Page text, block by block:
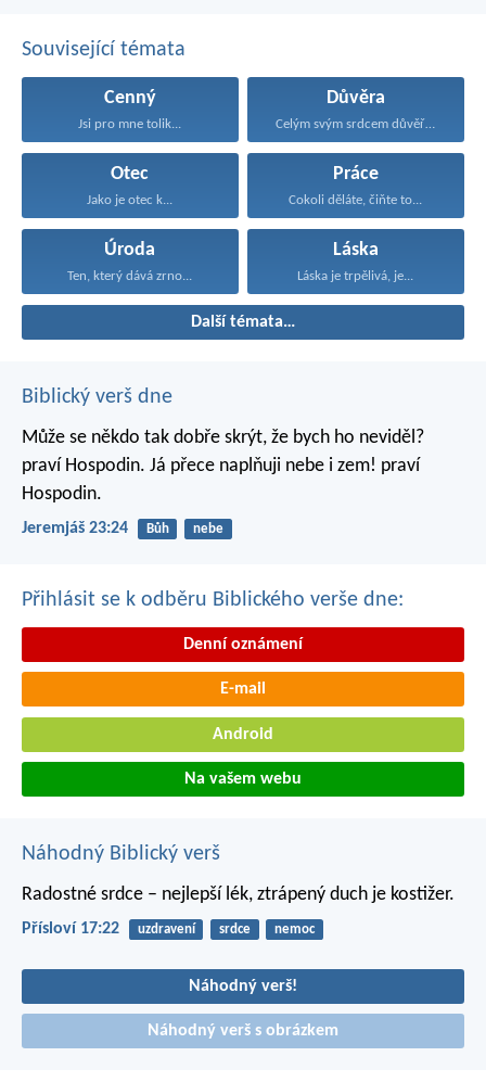
Související témata
Cenný
Jsi pro mne tolik...
Důvěra
Celým svým srdcem důvěřuj...
Otec
Jako je otec k...
Práce
Cokoli děláte, čiňte to...
Úroda
Ten, který dává zrno...
Láska
Láska je trpělivá, je...
Další témata…
Biblický verš dne
Může se někdo tak dobře skrýt, že bych ho neviděl?
praví Hospodin. Já přece naplňuji nebe i zem! praví
Hospodin.
Jeremjáš 23:24 Bůh nebe
Přihlásit se k odběru Biblického verše dne:
Denní oznámení
E-mail
Android
Na vašem webu
Náhodný Biblický verš
Radostné srdce – nejlepší lék, ztrápený duch je kostižer.
Přísloví 17:22 uzdravení srdce nemoc
Náhodný verš!
Náhodný verš s obrázkem